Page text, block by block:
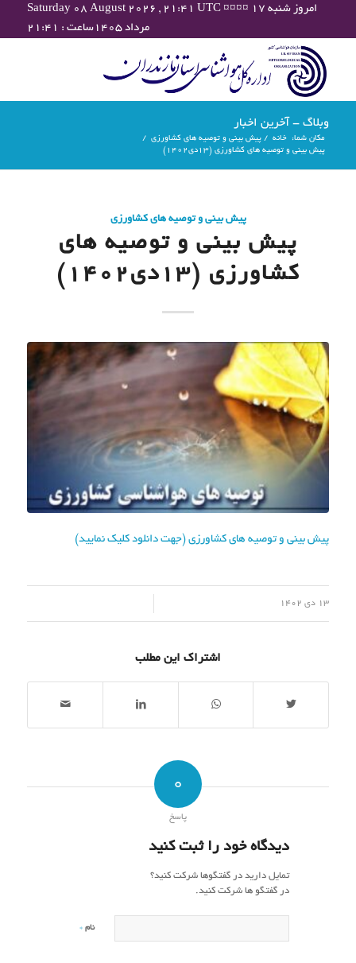
Saturday 08 August 2026 , 21:41 UTC ¤¤¤¤ امروز شنبه ۱۷
مرداد ۱۴۰۵ساعت : ۲۱:۴۱
وبلاگ - آخرین اخبار
مکان شما: خانه / پیش بینی و توصیه های کشاورزی /
پیش بینی و توصیه های کشاورزی (13دی۱۴۰۲)
پیش بینی و توصیه های کشاورزی
پیش بینی و توصیه های
کشاورزی (13دی۱۴۰۲)
پیش بینی و توصیه های کشاورزی (جهت دانلود کلیک نمایید)
13 دی 1402
اشتراک این مطلب
0
پاسخ
دیدگاه خود را ثبت کنید
تمایل دارید در گفتگوها شرکت کنید؟
در گفتگو ها شرکت کنید.
نام *